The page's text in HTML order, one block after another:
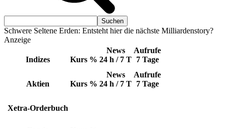
Schwere Seltene Erden: Entsteht hier die nächste Milliardenstory?
Anzeige
Indizes Kurs %
News
24 h / 7 T
Aufrufe
7 Tage
Aktien Kurs %
News
24 h / 7 T
Aufrufe
7 Tage
Xetra-Orderbuch